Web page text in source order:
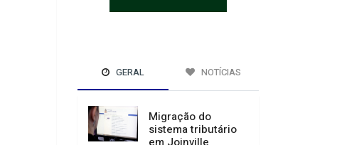
GERAL NOTÍCIAS